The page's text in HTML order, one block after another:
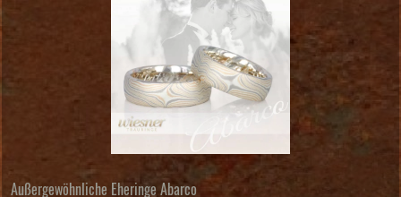
Außergewöhnliche Eheringe Abarco